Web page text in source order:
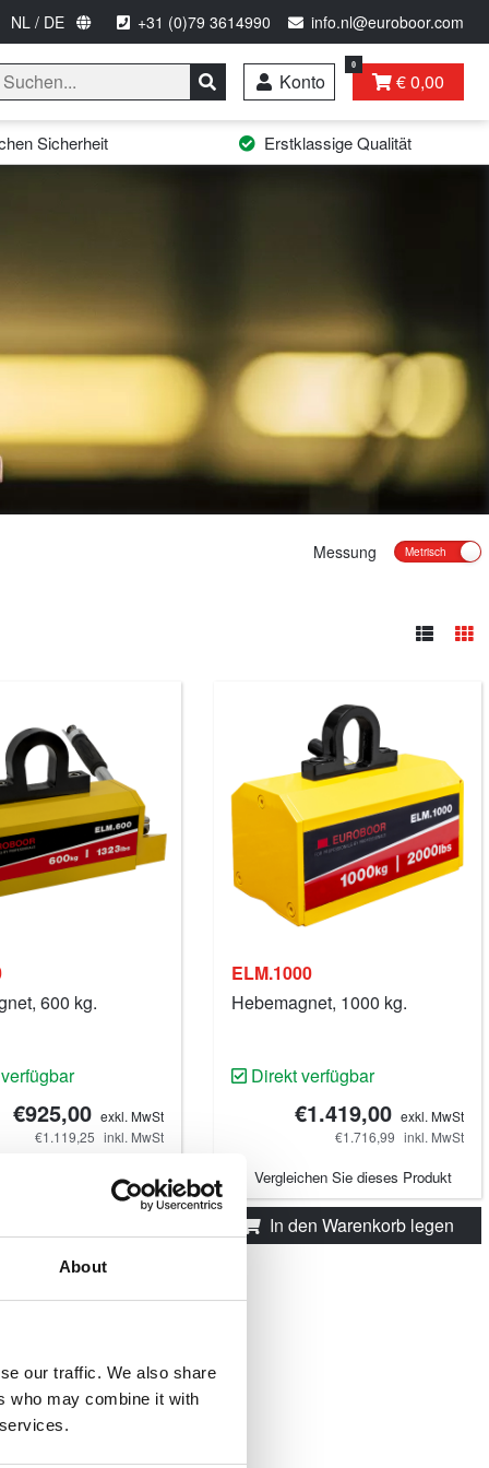
About
our traffic. We also share
who may combine it with
NL / DE +31 (0)79 3614990 info.nl@euroboor.com
Konto
0
€ 0,00
Sicherheit Erstklassige Qualität
Messung
600 kg.
€925,00 exkl. MwSt
€1.119,25 inkl. MwSt
Sie dieses Produkt
ELM.1000
Hebemagnet, 1000 kg.
Direkt verfügbar
€1.419,00 exkl. MwSt
€1.716,99 inkl. MwSt
Vergleichen Sie dieses Produkt
In den Warenkorb legen